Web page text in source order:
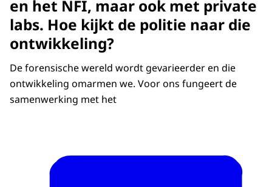
en het NFI, maar ook met private
labs. Hoe kijkt de politie naar die
ontwikkeling?
De forensische wereld wordt gevarieerder en die
ontwikkeling omarmen we. Voor ons fungeert de
samenwerking met het